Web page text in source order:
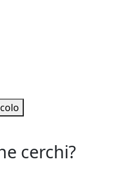
cerchi?